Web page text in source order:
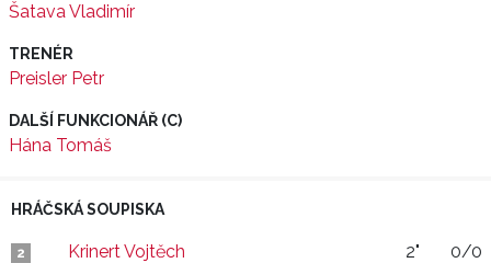
Šatava Vladimír
TRENÉR
Preisler Petr
DALŠÍ FUNKCIONÁŘ (C)
Hána Tomáš
HRÁČSKÁ SOUPISKA
2 Krinert Vojtěch 2" 0/0